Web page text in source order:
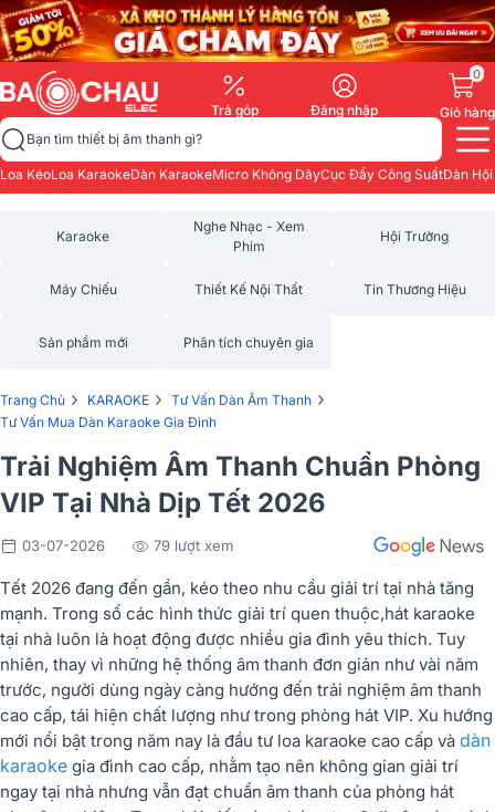
Trả góp Đăng nhập
0
Giỏ hàng
Bạn tìm thiết bị âm thanh gì?
Loa KéoLoa KaraokeDàn KaraokeMicro Không DâyCục Đẩy Công SuấtDàn
Karaoke
Nghe Nhạc - Xem
Phim
Hội Trường
Máy Chiếu Thiết Kế Nội Thất Tin Thương Hiệu
Sản phẩm mới Phân tích chuyên gia
Trang Chủ › KARAOKE › Tư Vấn Dàn Âm Thanh ›
Tư Vấn Mua Dàn Karaoke Gia Đình
Trải Nghiệm Âm Thanh Chuẩn Phòng
VIP Tại Nhà Dịp Tết 2026
03-07-2026 79 lượt xem
Tết 2026 đang đến gần, kéo theo nhu cầu giải trí tại nhà tăng
mạnh. Trong số các hình thức giải trí quen thuộc,hát karaoke
tại nhà luôn là hoạt động được nhiều gia đình yêu thích. Tuy
nhiên, thay vì những hệ thống âm thanh đơn giản như vài năm
trước, người dùng ngày càng hướng đến trải nghiệm âm thanh
cao cấp, tái hiện chất lượng như trong phòng hát VIP. Xu hướng
mới nổi bật trong năm nay là đầu tư loa karaoke cao cấp và dàn
karaoke gia đình cao cấp, nhằm tạo nên không gian giải trí
ngay tại nhà nhưng vẫn đạt chuẩn âm thanh của phòng hát